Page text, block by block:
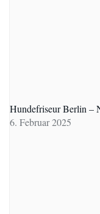
Hundefriseur Berlin –
6. Februar 2025